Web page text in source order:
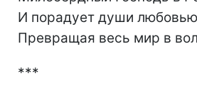
И порадует души
Превращая весь мир в
***